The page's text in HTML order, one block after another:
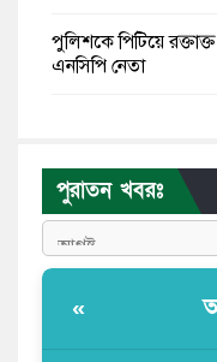
পুলিশকে পিটিয়ে
এনসিপি নেতা
বাংলাদেশী কর্মীদের
সরকার
ভারতের পূর্ব সীমান্তে
পুরাতন খবরঃ
«